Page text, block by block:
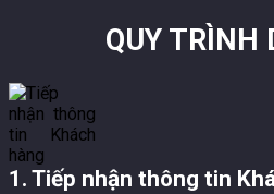
QUY TRÌNH
1. Tiếp nhận thông tin